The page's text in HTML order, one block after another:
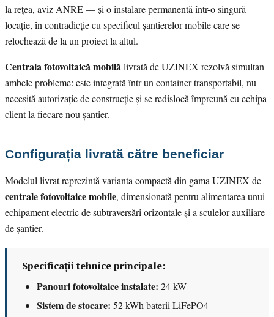
la rețea, aviz ANRE — și o instalare permanentă într-o singură
locație, în contradicție cu specificul șantierelor mobile care se
relochează de la un proiect la altul.
Centrala fotovoltaică mobilălivrată de UZINEX rezolvă simultan
ambele probleme: este integrată într-un container transportabil, nu
necesită autorizație de construcție și se redislocă împreună cu echipa
client la fiecare nou șantier.
Configurația livrată către beneficiar
Modelul livrat reprezintă varianta compactă din gama UZINEX de
centrale fotovoltaice mobile, dimensionată pentru alimentarea unui
echipament electric de subtraversări orizontale și a sculelor auxiliare
de șantier.
Specificații tehnice principale:
Panouri fotovoltaice instalate: 24 kW
Sistem de stocare: 52 kWh baterii LiFePO4